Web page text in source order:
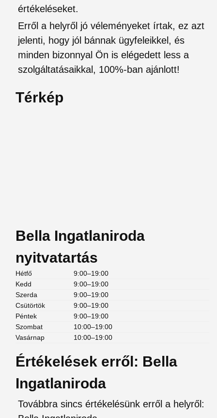
értékeléseket.
Erről a helyről jó véleményeket írtak, ez azt
jelenti, hogy jól bánnak ügyfeleikkel, és
minden bizonnyal Ön is elégedett less a
szolgáltatásaikkal, 100%-ban ajánlott!
Térkép
Bella Ingatlaniroda
nyitvatartás
Hétfő
9:00–19:00
Kedd
9:00–19:00
Szerda
9:00–19:00
Csütörtök
9:00–19:00
Péntek
9:00–19:00
Szombat
10:00–19:00
Vasárnap
10:00–19:00
Értékelések erről: Bella
Ingatlaniroda
Továbbra sincs értékelésünk erről a helyről: